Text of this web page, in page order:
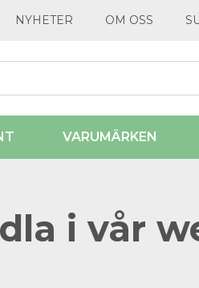
NYHETER OM OSS
VARUMÄRKEN
i vår